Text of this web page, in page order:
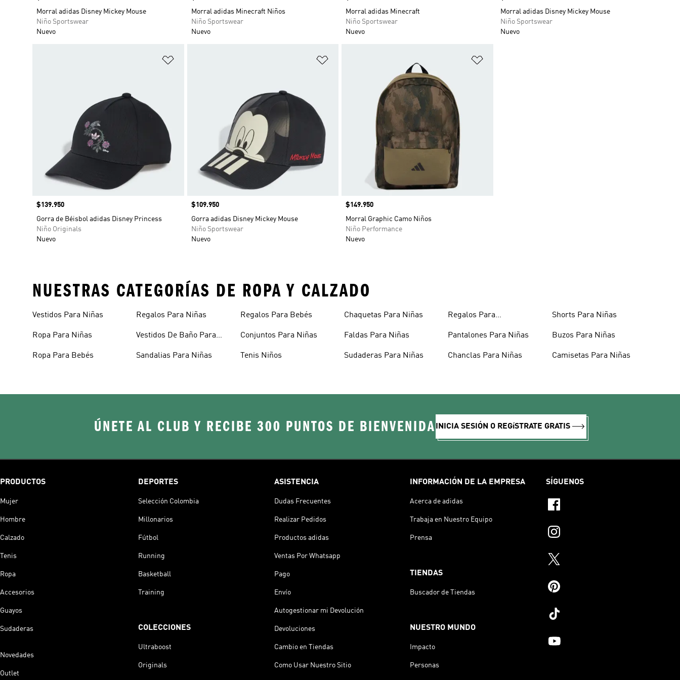
Morral adidas Disney Mickey Mouse
Niño Sportswear
Nuevo
Morral adidas Minecraft Niños
Niño Sportswear
Nuevo
Morral adidas Minecraft
Niño Sportswear
Nuevo
Morral adidas Disney Mickey Mouse
Niño Sportswear
Nuevo
Precio
$139.950
Gorra de Béisbol adidas Disney Princess
Niño Originals
Nuevo
Precio
$109.950
Gorra adidas Disney Mickey Mouse
Niño Sportswear
Nuevo
Precio
$149.950
Morral Graphic Camo Niños
Niño Performance
Nuevo
NUESTRAS CATEGORÍAS DE ROPA Y CALZADO
Vestidos Para Niñas
Ropa Para Niñas
Ropa Para Bebés
Regalos Para Niñas
Vestidos De Baño Para
Sandalias Para Niñas
Regalos Para Bebés
Conjuntos Para Niñas
Tenis Niños
Chaquetas Para Niñas
Faldas Para Niñas
Sudaderas Para Niñas
Regalos Para
Pantalones Para Niñas
Chanclas Para Niñas
Shorts Para Niñas
Buzos Para Niñas
Camisetas Para Niñas
ÚNETE AL CLUB Y RECIBE 300 PUNTOS DE BIENVENIDA INICIA SESIÓN O REGíSTRATE GRATIS
PRODUCTOS
Mujer
Hombre
Calzado
Tenis
Ropa
Accesorios
Guayos
Sudaderas
Novedades
Outlet
DEPORTES
Selección Colombia
Millonarios
Fútbol
Running
Basketball
Training
COLECCIONES
Ultraboost
Originals
ASISTENCIA
Dudas Frecuentes
Realizar Pedidos
Productos adidas
Ventas Por Whatsapp
Pago
Envío
Autogestionar mi Devolución
Devoluciones
Cambio en Tiendas
Como Usar Nuestro Sitio
INFORMACIÓN DE LA EMPRESA
Acerca de adidas
Trabaja en Nuestro Equipo
Prensa
TIENDAS
Buscador de Tiendas
NUESTRO MUNDO
Impacto
Personas
SÍGUENOS